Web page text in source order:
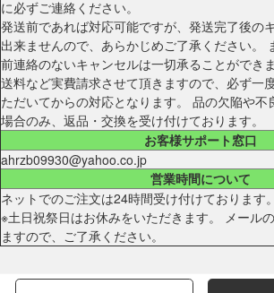
に必ずご連絡ください。
発送前であれば対応可能ですが、発送完了後の
出来ませんので、あらかじめご了承ください。
前連絡のないキャンセルは一切承ることができま
送料など実費請求させて頂きますので、必ず一
ただいてからの対応となります。 品の欠陥や不
場合のみ、返品・交換を受け付けております。
お客様サポート窓口
ahrzb09930@yahoo.co.jp
営業時間について
ネットでのご注文は24時間受け付けております。
※土日祝祭日はお休みをいただきます。 メール
ますので、ご了承ください。